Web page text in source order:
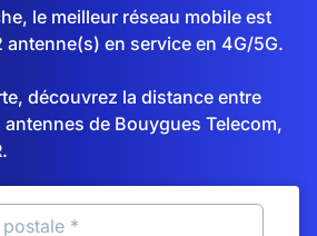
le meilleur réseau mobile est
antenne(s) en service en 4G/5G.
découvrez la distance entre
de Bouygues Telecom,